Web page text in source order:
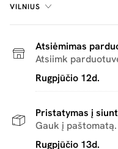
VILNIUS
Atsiėmimas
Atsiimk
Rugpjūčio 12d.
Pristatymas į
Gauk į
Rugpjūčio 13d.